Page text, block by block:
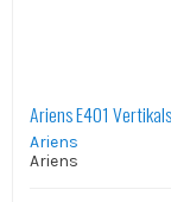
Ariens E401
Ariens
Ariens